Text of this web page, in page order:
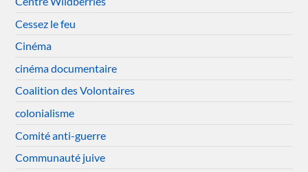
Cessez le feu
Cinéma
cinéma documentaire
Coalition des Volontaires
colonialisme
Comité anti-guerre
Communauté juive